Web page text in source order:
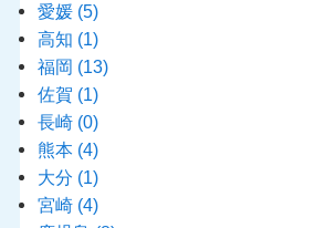
愛媛 (5)
高知 (1)
福岡 (13)
佐賀 (1)
長崎 (0)
熊本 (4)
大分 (1)
宮崎 (4)